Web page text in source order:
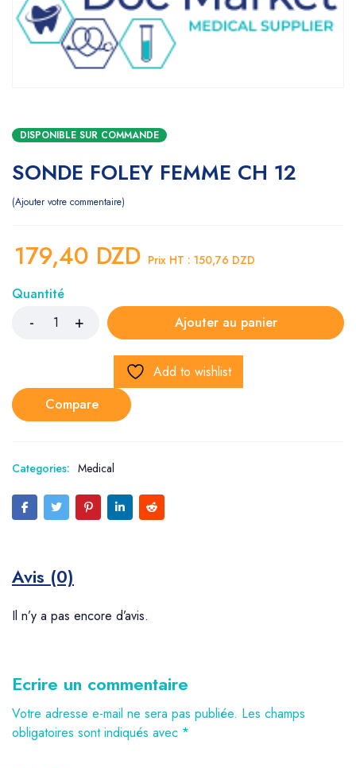
DISPONIBLE SUR COMMANDE
SONDE FOLEY FEMME CH 12
Ajouter votre commentaire
179,40 DZD Prix HT : 150,76 DZD
Quantité
Ajouter au panier
Add to wishlist
Compare
Categories: Medical
Avis (0)
Il n’y a pas encore d’avis.
Ecrire un commentaire
Votre adresse e-mail ne sera pas publiée. Les champs
obligatoires sont indiqués avec *